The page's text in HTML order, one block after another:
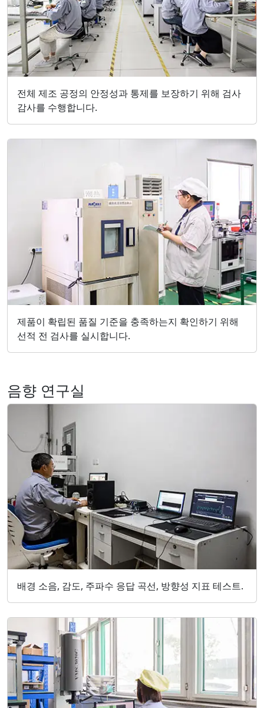
전체 제조 공정의 안정성과 통제를 보장하기 위해 검사
감사를 수행합니다.
제품이 확립된 품질 기준을 충족하는지 확인하기 위해
선적 전 검사를 실시합니다.
음향 연구실
배경 소음, 감도, 주파수 응답 곡선, 방향성 지표 테스트.